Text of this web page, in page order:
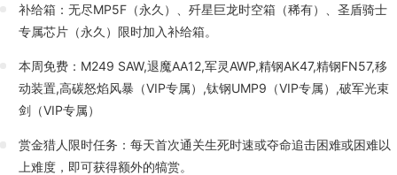
补给箱：无尽MP5F（永久）、歼星巨龙时空箱（稀有）、圣盾骑士
专属芯片（永久）限时加入补给箱。
本周免费：M249 SAW,退魔AA12,军灵AWP,精钢AK47,精钢FN57,移
动装置,高碳怒焰风暴（VIP专属）,钛钢UMP9（VIP专属）,破军光束
剑（VIP专属）
赏金猎人限时任务：每天首次通关生死时速或夺命追击困难或困难以
上难度，即可获得额外的犒赏。